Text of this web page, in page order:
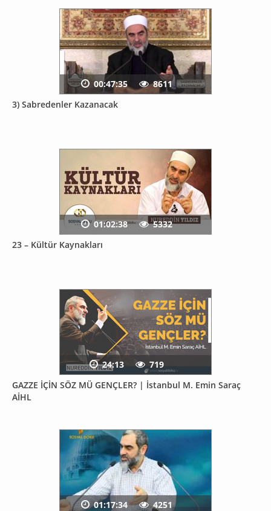
3) Sabredenler Kazanacak
00:47:35 8611
23 – Kültür Kaynakları
01:02:38 5332
GAZZE İÇİN SÖZ MÜ GENÇLER? | İstanbul M. Emin Saraç
AİHL
24:13 719
01:17:34 4251